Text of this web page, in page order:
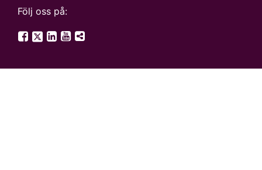
Följ oss på:
SGU på Facebook
SGU på Twitter
SGU på LinkedIn
SGU på YouTube
Fler digitala kanaler